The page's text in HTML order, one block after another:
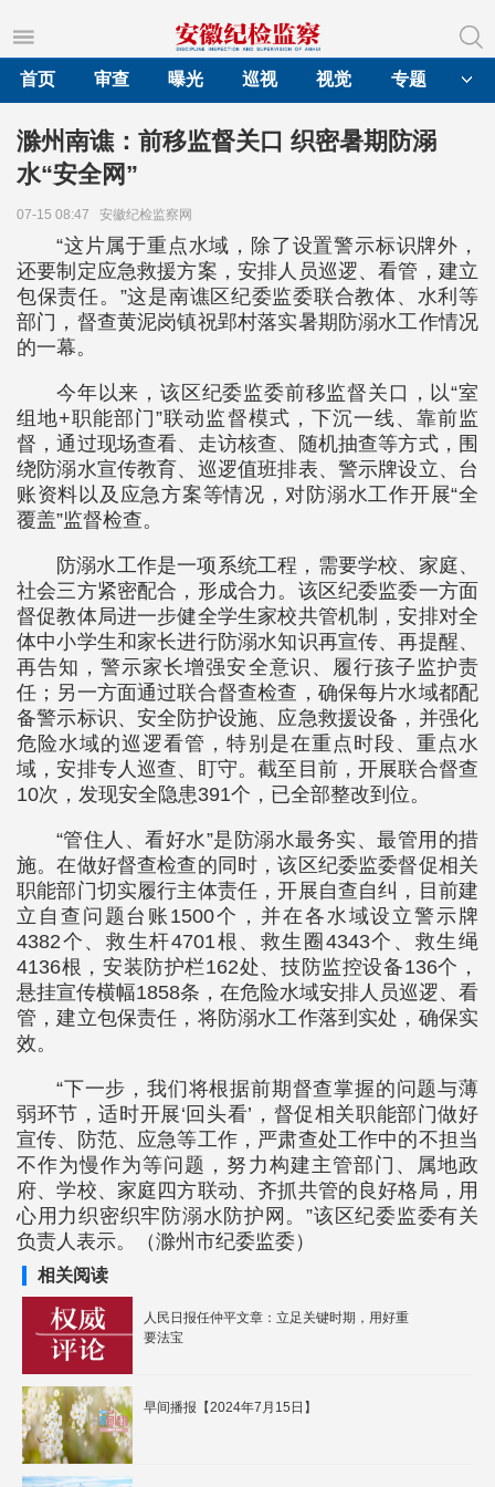
首页
审查 曝光 巡视 视觉 专题
滁州南谯：前移监督关口 织密暑期防溺
水“安全网”
07-15 08:47 安徽纪检监察网
“这片属于重点水域，除了设置警示标识牌外，
还要制定应急救援方案，安排人员巡逻、看管，建立
包保责任。”这是南谯区纪委监委联合教体、水利等
部门，督查黄泥岗镇祝郢村落实暑期防溺水工作情况
的一幕。
今年以来，该区纪委监委前移监督关口，以“室
组地+职能部门”联动监督模式，下沉一线、靠前监
督，通过现场查看、走访核查、随机抽查等方式，围
绕防溺水宣传教育、巡逻值班排表、警示牌设立、台
账资料以及应急方案等情况，对防溺水工作开展“全
覆盖”监督检查。
防溺水工作是一项系统工程，需要学校、家庭、
社会三方紧密配合，形成合力。该区纪委监委一方面
督促教体局进一步健全学生家校共管机制，安排对全
体中小学生和家长进行防溺水知识再宣传、再提醒、
再告知，警示家长增强安全意识、履行孩子监护责
任；另一方面通过联合督查检查，确保每片水域都配
备警示标识、安全防护设施、应急救援设备，并强化
危险水域的巡逻看管，特别是在重点时段、重点水
域，安排专人巡查、盯守。截至目前，开展联合督查
10次，发现安全隐患391个，已全部整改到位。
“管住人、看好水”是防溺水最务实、最管用的措
施。在做好督查检查的同时，该区纪委监委督促相关
职能部门切实履行主体责任，开展自查自纠，目前建
立自查问题台账1500个，并在各水域设立警示牌
4382个、救生杆4701根、救生圈4343个、救生绳
4136根，安装防护栏162处、技防监控设备136个，
悬挂宣传横幅1858条，在危险水域安排人员巡逻、看
管，建立包保责任，将防溺水工作落到实处，确保实
效。
“下一步，我们将根据前期督查掌握的问题与薄
弱环节，适时开展‘回头看’，督促相关职能部门做好
宣传、防范、应急等工作，严肃查处工作中的不担当
不作为慢作为等问题，努力构建主管部门、属地政
府、学校、家庭四方联动、齐抓共管的良好格局，用
心用力织密织牢防溺水防护网。”该区纪委监委有关
负责人表示。（滁州市纪委监委）
相关阅读
人民日报任仲平文章：立足关键时期，用好重
要法宝
早间播报【2024年7月15日】